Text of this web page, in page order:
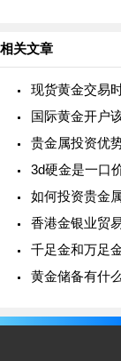
相关文章
现货黄金交易
国际黄金开户
贵金属投资优
3d硬金是一口
如何投资贵金
香港金银业贸
千足金和万足
黄金储备有什